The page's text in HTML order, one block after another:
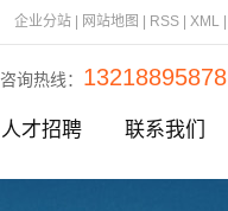
企业分站 网站地图 RSS XML
咨询热线： 13218895878
人才招聘 联系我们